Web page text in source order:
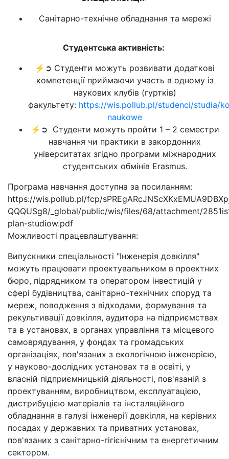
Санітарно-технічне обладнання та мережі
Студентська активність:
⚡➲ Студенти можуть розвивати додаткові
компетенції приймаючи участь в одному із
наукових клубів (гуртків)
факультету: https://wis.pollub.pl/studenci/studia/
naukowe
⚡➲ Студенти можуть пройти 1 – 2 семестри
навчання чи практики в закордонних
університатах згідно програми міжнародних
студентських обмінів Erasmus.
Програма навчання доступна за посиланням:
https://wis.pollub.pl/fcp/
QQQUSg8/_global/public/wis/files/68/attachment/
plan-studiow.pdf
Можливості працевлаштування:
Випускники спеціальності "Інженерія довкілля"
можуть працювати проектувальником в проектних
бюро, підрядником та оператором інвестицій у
сфері будівництва, санітарно-технічних споруд та
мереж, поводження з відходами, формування та
рекультивації довкілля, аудитора на підприємствах
та в установах, в органах управління та місцевого
самоврядування, у фондах та громадських
організаціях, пов'язаних з екологічною інженерією,
у науково-дослідних установах та в освіті, у
власній підприємницькій діяльності, пов'язаній з
проектуванням, виробництвом, експлуатацією,
дистрибуцією матеріалів та інсталяційного
обладнання в галузі інженерії довкілля, на керівних
посадах у державних та приватних установах,
пов'язаних з санітарно-гігієнічним та енергетичним
сектором.